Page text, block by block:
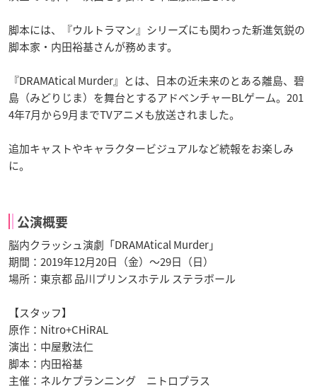
脚本には、『ウルトラマン』シリーズにも関わった新進気鋭の
脚本家・内田裕基さんが務めます。
『DRAMAtical Murder』とは、日本の近未来のとある離島、碧
島（みどりじま）を舞台とするアドベンチャーBLゲーム。201
4年7月から9月までTVアニメも放送されました。
追加キャストやキャラクタービジュアルなど続報をお楽しみ
に。
公演概要
脳内クラッシュ演劇「DRAMAtical Murder」
期間：2019年12月20日（金）～29日（日）
場所：東京都 品川プリンスホテル ステラボール
【スタッフ】
原作：Nitro+CHiRAL
演出：中屋敷法仁
脚本：内田裕基
主催：ネルケプランニング ニトロプラス